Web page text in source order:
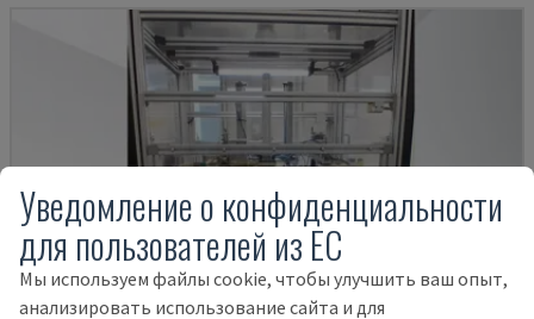
Уведомление о конфиденциальности
для пользователей из ЕС
Мы используем файлы cookie, чтобы улучшить ваш опыт,
анализировать использование сайта и для